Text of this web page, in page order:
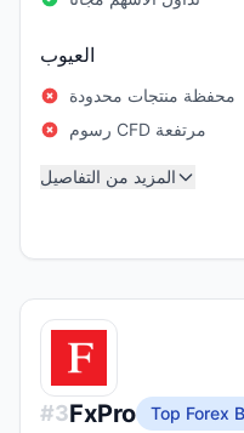
العيوب
محفظة منتجات محدودة
رسوم CFD مرتفعة
المزيد من التفاصيل
#3FxPro Top Forex